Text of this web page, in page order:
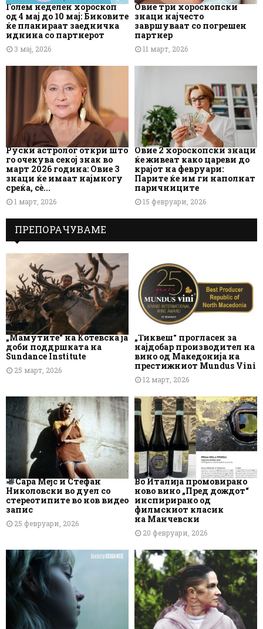
Голем неделен хороскоп
од 4 мај до 10 мај: Биковите
ќе планираат заедничка
иднина со партнерот
3 мај, 2026
Овие три хороскопски
знаци најчесто
завршуваат со погрешен
партнер
11 март, 2026
Руски астролог откри што
го очекува секој знак во
март 2026 година: Овие 3
знаци ќе имаат најмногу
среќа, сè...
1 март, 2026
Овие 2 хороскопски знаци
ќе живеат како цареви до
крајот на февруари:
Парите ќе им ги наполнат
паричниците
15 февруари, 2026
ПРЕПОРАЧУВАМЕ
„Мамутите“ на Котевска ја
доби поддршката на
Sundance Institute
25 март, 2026
„Тиквеш“ прогласен за
најдобар производител на
вино од Македонија на
престижниот Mundus Vini
12 март, 2026
Сара Мејс и Стефан
Николовски во дуел со
стереотипите во нов видео
запис
25 февруари, 2026
Во Италија промовирано
ново вино „Пред дождот“
инспирирано од
филмскиот класик
на Манчевски
20 февруари, 2026